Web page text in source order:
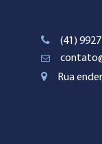
(41)
Rua